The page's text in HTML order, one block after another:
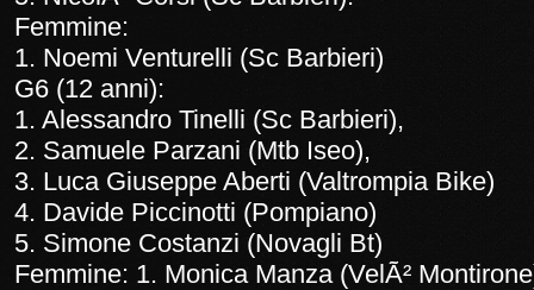
Femmine:
1. Noemi Venturelli (Sc Barbieri)
G6 (12 anni):
1. Alessandro Tinelli (Sc Barbieri),
2. Samuele Parzani (Mtb Iseo),
3. Luca Giuseppe Aberti (Valtrompia Bike)
4. Davide Piccinotti (Pompiano)
5. Simone Costanzi (Novagli Bt)
Femmine: 1. Monica Manza (VelÃ²